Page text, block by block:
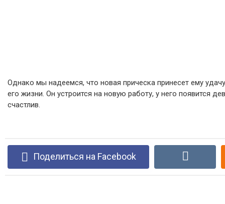
Однако мы надеемся, что новая прическа принесет ему
его жизни. Он устроится на новую работу, у него появится
счастлив.
Поделиться на Facebook